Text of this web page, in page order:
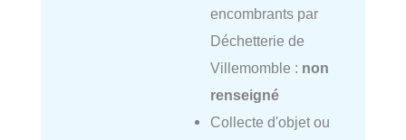
encombrants par
Déchetterie de
Villemomble : non
renseigné
Collecte d'objet ou